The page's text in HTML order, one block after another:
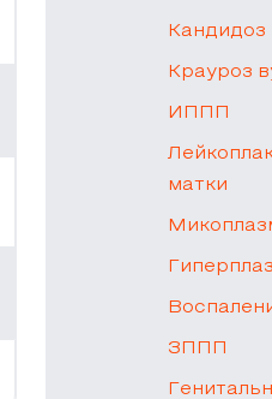
Кандидоз
Крауроз
ИППП
матки
ЗППП